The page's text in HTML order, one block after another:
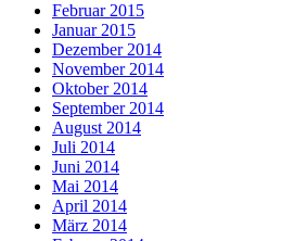
Februar 2015
Januar 2015
Dezember 2014
November 2014
Oktober 2014
September 2014
August 2014
Juli 2014
Juni 2014
Mai 2014
April 2014
März 2014